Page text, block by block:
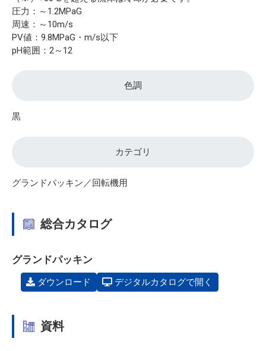
圧力：～1.2MPaG
周速：～10m/s
PV値：9.8MPaG・m/s以下
pH範囲：2～12
色調
黒
カテゴリ
グランドパッキン／回転機用
総合カタログ
グランドパッキン
ダウンロード デジタルカタログで開く
資料